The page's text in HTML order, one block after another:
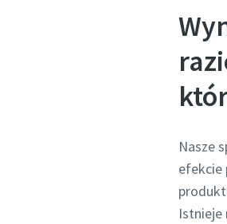
Nasze
efekcie
Istnieje